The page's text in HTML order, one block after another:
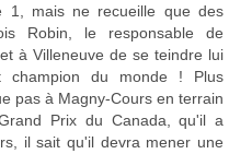
1, mais ne recueille que des
Robin, le responsable de
à Villeneuve de se teindre lui
champion du monde ! Plus
pas à Magny-Cours en terrain
Prix du Canada, qu'il a
il sait qu'il devra mener une